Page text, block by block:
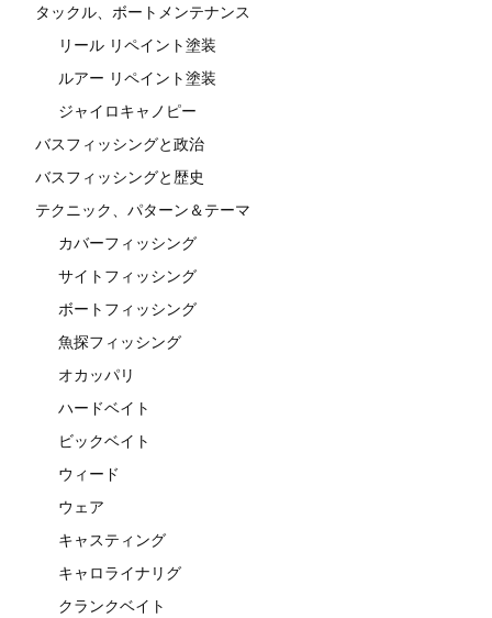
タックル、ボートメンテナンス
リール リペイント塗装
ルアー リペイント塗装
ジャイロキャノピー
バスフィッシングと政治
バスフィッシングと歴史
テクニック、パターン＆テーマ
カバーフィッシング
サイトフィッシング
ボートフィッシング
魚探フィッシング
オカッパリ
ハードベイト
ビックベイト
ウィード
ウェア
キャスティング
キャロライナリグ
クランクベイト